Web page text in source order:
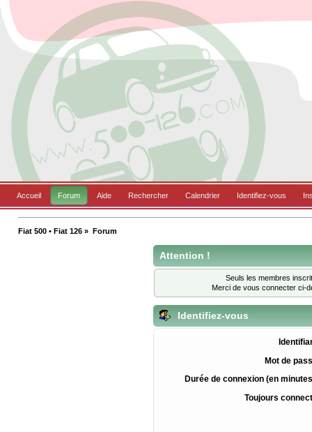
Accueil Forum Aide Rechercher Calendrier Identifiez-vous
Fiat 500 • Fiat 126 » Forum
Attention !
Seuls les membres
Merci de vous connecter ci-
Identifiez-vous
Mot de
Durée de connexion (en
Toujours